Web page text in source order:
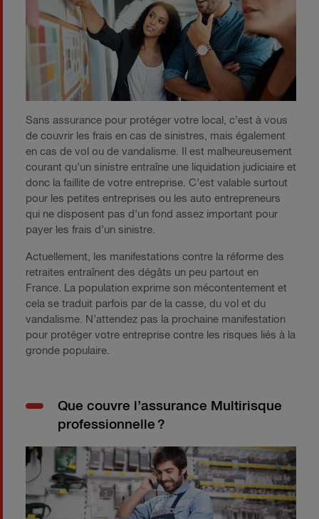
Sans assurance pour protéger votre local, c’est à vous
de couvrir les frais en cas de sinistres, mais également
en cas de vol ou de vandalisme. Il est malheureusement
courant qu’un sinistre entraîne une liquidation judiciaire et
donc la faillite de votre entreprise. C’est valable surtout
pour les petites entreprises ou les auto entrepreneurs
qui ne disposent pas d’un fond assez important pour
payer les frais d’un sinistre.
Actuellement, les manifestations contre la réforme des
retraites entraînent des dégâts un peu partout en
France. La population exprime son mécontentement et
cela se traduit parfois par de la casse, du vol et du
vandalisme. N’attendez pas la prochaine manifestation
pour protéger votre entreprise contre les risques liés à la
gronde populaire.
Que couvre l’assurance Multirisque
professionnelle ?